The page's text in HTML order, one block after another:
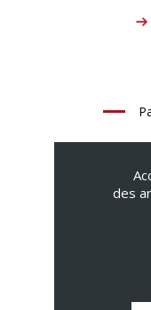
des